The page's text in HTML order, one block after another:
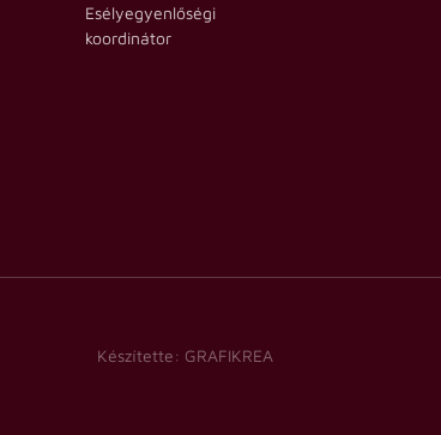
Esélyegyenlőségi
koordinátor
Készítette: GRAFIKREA